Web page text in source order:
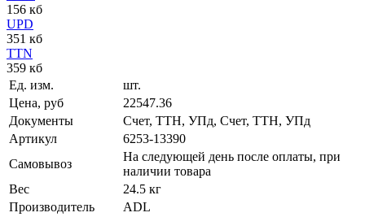
156 кб
UPD
351 кб
TTN
359 кб
Ед. изм.
шт.
Цена, руб
22547.36
Документы
Счет, ТТН, УПд, Счет, ТТН, УПд
Артикул
6253-13390
Самовывоз
На следующей день после оплаты, при
наличии товара
Вес
24.5 кг
Производитель
ADL